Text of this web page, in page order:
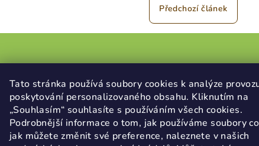
Tato stránka používá soubory cookies k analýze
poskytování personalizovaného obsahu. Kliknutím na
„Souhlasím“ souhlasíte s používáním všech cookies.
Podrobnější informace o tom, jak používáme soubory
jak můžete změnit své preference, naleznete v našich
Předchozí článek
Informace pro vás
Obchodní podmínky
Podmínky ochrany osobních údajů
platby